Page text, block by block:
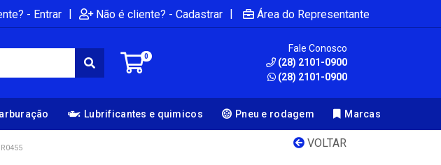
- Entrar | Não é cliente? - Cadastrar | Área do Representante
0
Fale Conosco
(28) 2101-0900
(28) 2101-0900
Lubrificantes e quimicos Pneu e rodagem Marcas
VOLTAR